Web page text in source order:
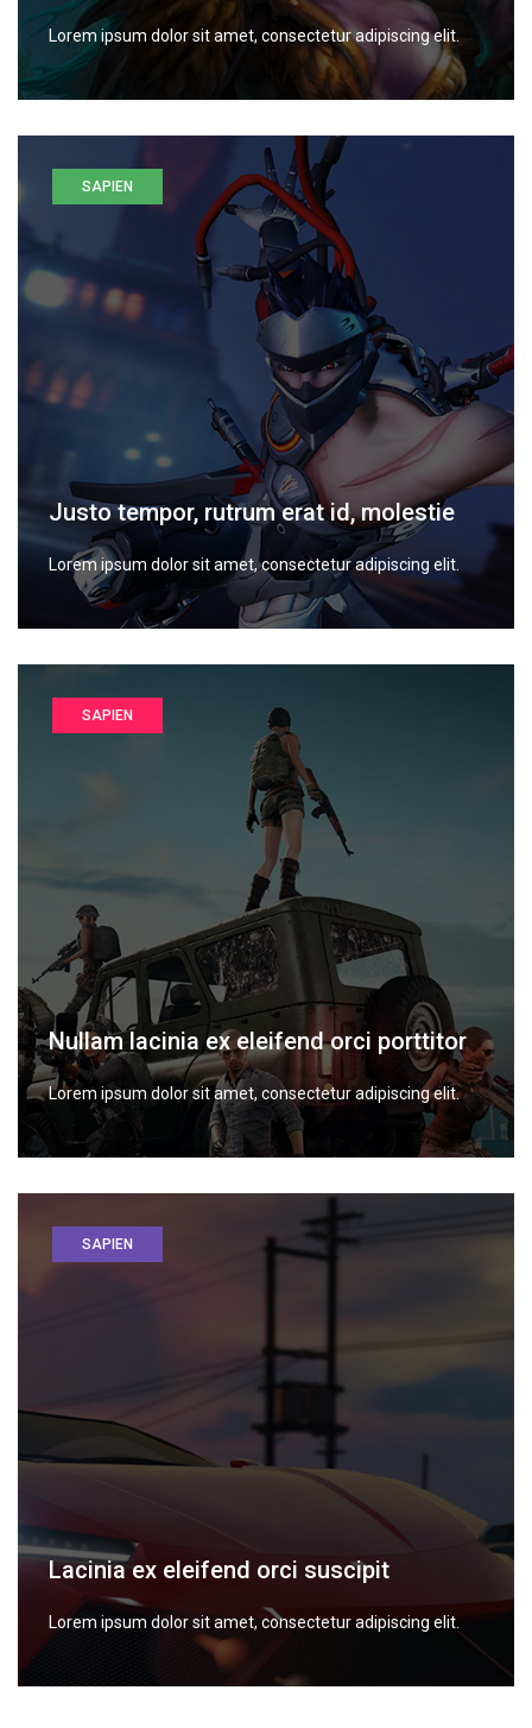
Lorem ipsum dolor sit amet, consectetur adipiscing elit.
SAPIEN
Justo tempor, rutrum erat id, molestie
Lorem ipsum dolor sit amet, consectetur adipiscing elit.
SAPIEN
Nullam lacinia ex eleifend orci porttitor
Lorem ipsum dolor sit amet, consectetur adipiscing elit.
SAPIEN
Lacinia ex eleifend orci suscipit
Lorem ipsum dolor sit amet, consectetur adipiscing elit.